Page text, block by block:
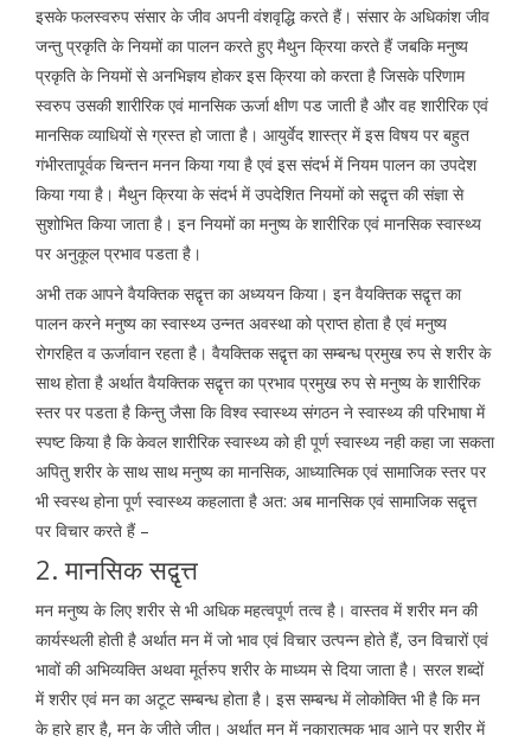
इसके फलस्वरुप संसार के जीव अपनी वंशवृद्धि करते हैं। संसार के अधिकांश जीव
जन्तु प्रकृति के नियमों का पालन करते हुए मैथुन क्रिया करते हैं जबकि मनुष्य
प्रकृति के नियमों से अनभिज्ञय होकर इस क्रिया को करता है जिसके परिणाम
स्वरुप उसकी शारीरिक एवं मानसिक ऊर्जा क्षीण पड जाती है और वह शारीरिक एवं
मानसिक व्याधियों से ग्रस्त हो जाता है। आयुर्वेद शास्त्र में इस विषय पर बहुत
गंभीरतापूर्वक चिन्तन मनन किया गया है एवं इस संदर्भ में नियम पालन का उपदेश
किया गया है। मैथुन क्रिया के संदर्भ में उपदेशित नियमों को सद्वृत्त की संज्ञा से
सुशोभित किया जाता है। इन नियमों का मनुष्य के शारीरिक एवं मानसिक स्वास्थ्य
पर अनुकूल प्रभाव पडता है।
अभी तक आपने वैयक्तिक सद्वृत्त का अध्ययन किया। इन वैयक्तिक सद्वृत्त का
पालन करने मनुष्य का स्वास्थ्य उन्नत अवस्था को प्राप्त होता है एवं मनुष्य
रोगरहित व ऊर्जावान रहता है। वैयक्तिक सद्वृत्त का सम्बन्ध प्रमुख रुप से शरीर के
साथ होता है अर्थात वैयक्तिक सद्वृत्त का प्रभाव प्रमुख रुप से मनुष्य के शारीरिक
स्तर पर पडता है किन्तु जैसा कि विश्व स्वास्थ्य संगठन ने स्वास्थ्य की परिभाषा में
स्पष्ट किया है कि केवल शारीरिक स्वास्थ्य को ही पूर्ण स्वास्थ्य नही कहा जा सकता
अपितु शरीर के साथ साथ मनुष्य का मानसिक, आध्यात्मिक एवं सामाजिक स्तर पर
भी स्वस्थ होना पूर्ण स्वास्थ्य कहलाता है अत: अब मानसिक एवं सामाजिक सद्वृत्त
पर विचार करते हैं –
2. मानसिक सद्वृत्त
मन मनुष्य के लिए शरीर से भी अधिक महत्वपूर्ण तत्व है। वास्तव में शरीर मन की
कार्यस्थली होती है अर्थात मन में जो भाव एवं विचार उत्पन्न होते हैं, उन विचारों एवं
भावों की अभिव्यक्ति अथवा मूर्तरुप शरीर के माध्यम से दिया जाता है। सरल शब्दों
में शरीर एवं मन का अटूट सम्बन्ध होता है। इस सम्बन्ध में लोकोक्ति भी है कि मन
के हारे हार है, मन के जीते जीत। अर्थात मन में नकारात्मक भाव आने पर शरीर में